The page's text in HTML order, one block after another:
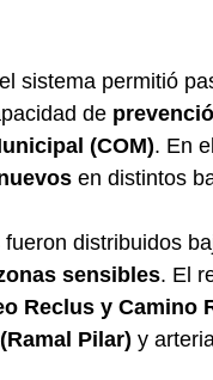
sistema permitió
de
(COM). En
en distintos
distribuidos
sensibles. El
Reclus y Camino
Pilar) y